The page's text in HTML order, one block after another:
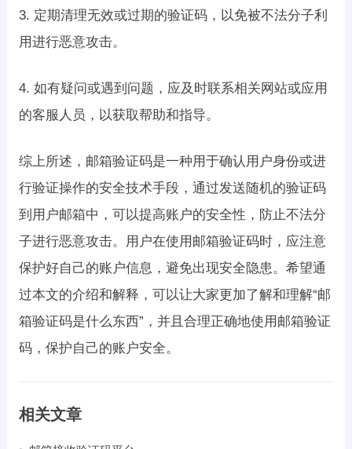
3. 定期清理无效或过期的验证码，以免被不法分子利
用进行恶意攻击。
4. 如有疑问或遇到问题，应及时联系相关网站或应用
的客服人员，以获取帮助和指导。
综上所述，邮箱验证码是一种用于确认用户身份或进
行验证操作的安全技术手段，通过发送随机的验证码
到用户邮箱中，可以提高账户的安全性，防止不法分
子进行恶意攻击。用户在使用邮箱验证码时，应注意
保护好自己的账户信息，避免出现安全隐患。希望通
过本文的介绍和解释，可以让大家更加了解和理解“邮
箱验证码是什么东西”，并且合理正确地使用邮箱验证
码，保护自己的账户安全。
相关文章